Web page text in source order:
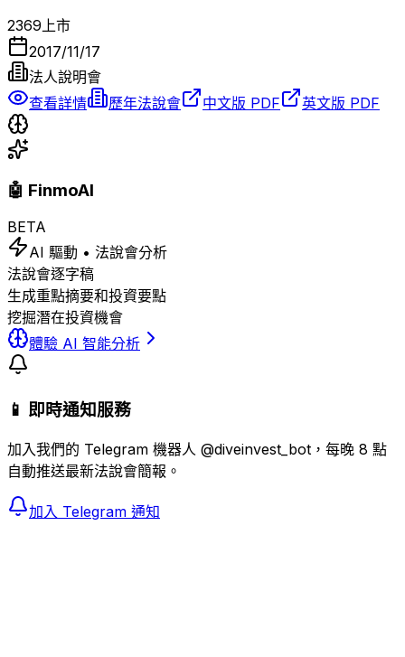
2369 上市
2017/11/17
法人說明會
查看詳情
歷年法說會 中文版 PDF 英文版 PDF
🤖 FinmoAI
BETA
AI 驅動 • 法說會分析
法說會逐字稿
生成重點摘要和投資要點
挖掘潛在投資機會
體驗 AI 智能分析
📱 即時通知服務
加入我們的 Telegram 機器人 @diveinvest_bot，每晚 8 點
自動推送最新法說會簡報。
加入 Telegram 通知